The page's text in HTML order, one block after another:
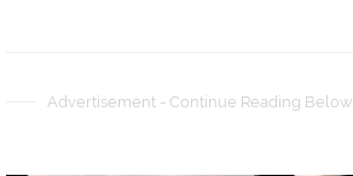
Advertisement - Continue Reading Below